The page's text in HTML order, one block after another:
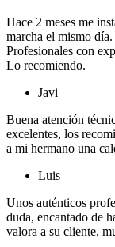
Hace 2 meses me
marcha el mismo día.
Profesionales con
Lo recomiendo.
Javi
Buena atención
excelentes, los
a mi hermano una
Luis
Unos auténticos
duda, encantado de
valora a su cliente,